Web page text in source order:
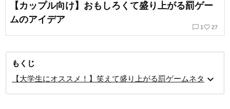
【カップル向け】おもしろくて盛り上がる罰ゲー
ムのアイデア
chat_bubble_outline 1 favorite_border 27
もくじ
【大学生にオススメ！】笑えて盛り上がる罰ゲームネタ expand_more